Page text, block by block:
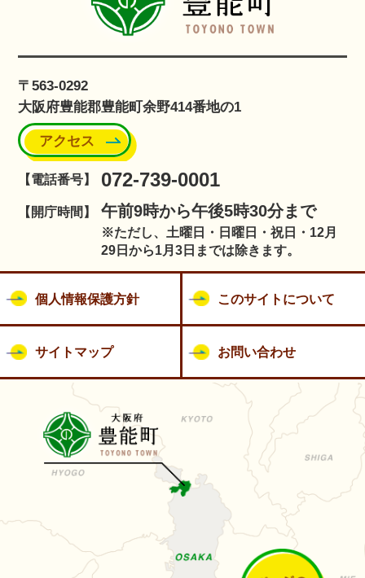
〒563-0292
大阪府豊能郡豊能町余野414番地の1
アクセス
【電話番号】 072-739-0001
【開庁時間】 午前9時から午後5時30分まで
※ただし、土曜日・日曜日・祝日・12月
29日から1月3日までは除きます。
個人情報保護方針 このサイトについて
サイトマップ お問い合わせ